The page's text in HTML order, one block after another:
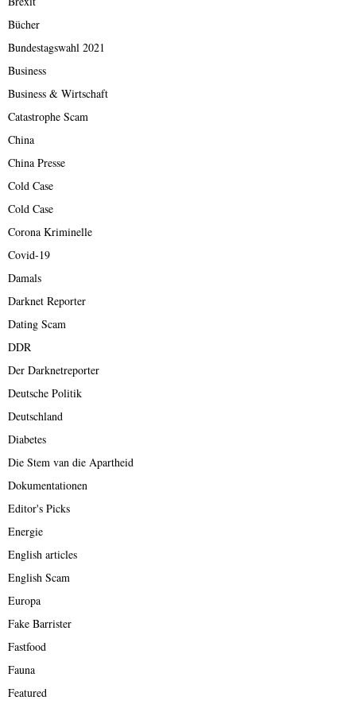
Bücher
Bundestagswahl 2021
Business
Business & Wirtschaft
Catastrophe Scam
China
China Presse
Cold Case
Cold Case
Corona Kriminelle
Covid-19
Damals
Darknet Reporter
Dating Scam
DDR
Der Darknetreporter
Deutsche Politik
Deutschland
Diabetes
Die Stem van die Apartheid
Dokumentationen
Editor's Picks
Energie
English articles
English Scam
Europa
Fake Barrister
Fastfood
Fauna
Featured